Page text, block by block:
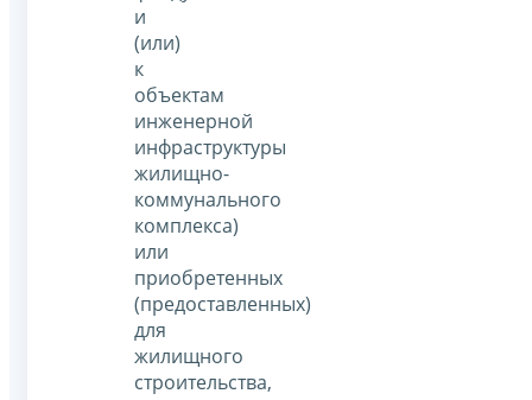
и
(или)
к
объектам
инженерной
инфраструктуры
жилищно-
коммунального
комплекса)
или
приобретенных
(предоставленных)
для
жилищного
строительства,